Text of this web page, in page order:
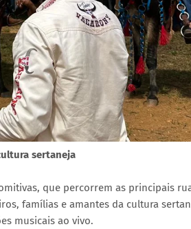
sertaneja
que percorrem as principais
famílias e amantes da cultura
musicais ao vivo.